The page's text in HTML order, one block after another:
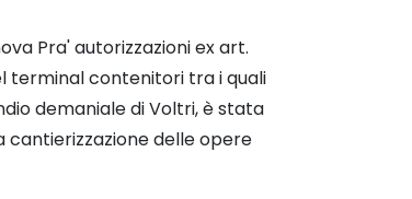
Pra' autorizzazioni ex art.
terminal contenitori tra i quali
demaniale di Voltri, è stata
cantierizzazione delle opere